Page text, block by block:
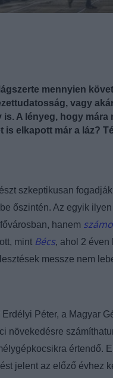
mennyien
vagy
A lényeg, hogy mára
is elkapott már a láz?
szkeptikusan
őszintén. Az egyik ilyen
hanem
mint Bécs, ahol 2 éven
messze nem
Péter, a Magyar
növekedésre
értendő.
jelent az előző évhez